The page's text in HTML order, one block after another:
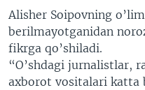
Alisher Soipovning
berilmayotganidan
fikrga qo’shiladi.
“O’shdagi jurnalistlar,
axborot vositalari katta